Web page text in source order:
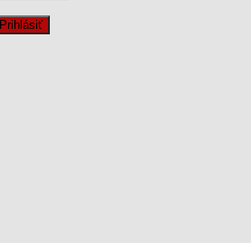
Prihlásiť